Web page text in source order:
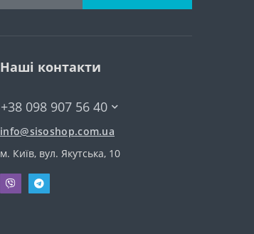
Наші контакти
+38 098 907 56 40
info@sisoshop.com.ua
м. Київ, вул. Якутська, 10